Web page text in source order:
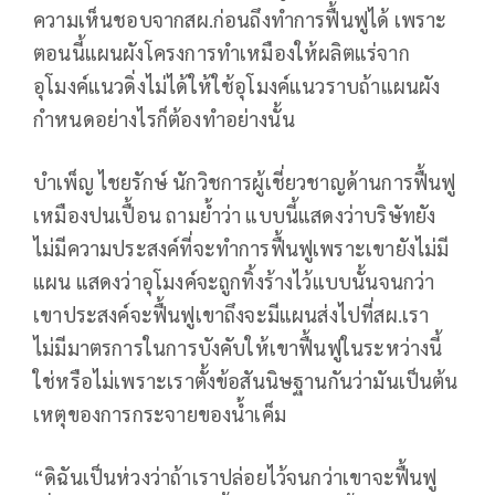
ความเห็นชอบจากสผ.ก่อนถึงทำการฟื้นฟูได้ เพราะ
ตอนนี้แผนผังโครงการทำเหมืองให้ผลิตแร่จาก
อุโมงค์แนวดิ่งไม่ได้ให้ใช้อุโมงค์แนวราบถ้าแผนผัง
กำหนดอย่างไรก็ต้องทำอย่างนั้น
บำเพ็ญ ไชยรักษ์ นักวิชการผู้เชี่ยวชาญด้านการฟื้นฟู
เหมืองปนเปื้อน ถามย้ำว่า แบบนี้แสดงว่าบริษัทยัง
ไม่มีความประสงค์ที่จะทำการฟื้นฟูเพราะเขายังไม่มี
แผน แสดงว่าอุโมงค์จะถูกทิ้งร้างไว้แบบนั้นจนกว่า
เขาประสงค์จะฟื้นฟูเขาถึงจะมีแผนส่งไปที่สผ.เรา
ไม่มีมาตรการในการบังคับให้เขาฟื้นฟูในระหว่างนี้
ใช่หรือไม่เพราะเราตั้งข้อสันนิษฐานกันว่ามันเป็นต้น
เหตุของการกระจายของน้ำเค็ม
“ดิฉันเป็นห่วงว่าถ้าเราปล่อยไว้จนกว่าเขาจะฟื้นฟู